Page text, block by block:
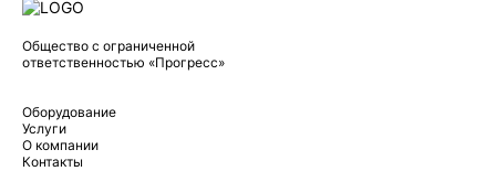
Общество с ограниченной
ответственностью «Прогресс»
Оборудование
Услуги
О компании
Контакты